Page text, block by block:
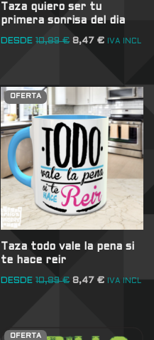
Taza quiero ser tu
primera sonrisa del dia
DESDE 10,89€ 8,47€ IVA INCL
OFERTA
Taza todo vale la pena si
te hace reir
DESDE 10,89€ 8,47€ IVA INCL
OFERTA